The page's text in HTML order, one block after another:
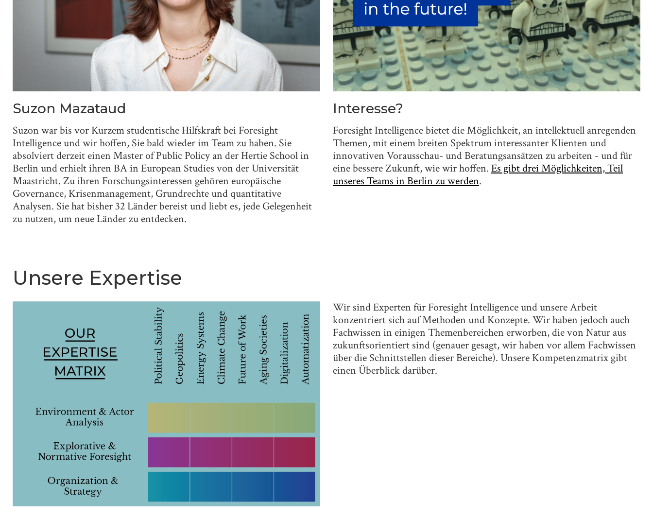
Suzon Mazataud
Suzon war bis vor Kurzem studentische Hilfskraft bei Foresight
Intelligence und wir hoffen, Sie bald wieder im Team zu haben. Sie
absolviert derzeit einen Master of Public Policy an der Hertie School in
Berlin und erhielt ihren BA in European Studies von der Universität
Maastricht. Zu ihren Forschungsinteressen gehören europäische
Governance, Krisenmanagement, Grundrechte und quantitative
Analysen. Sie hat bisher 32 Länder bereist und liebt es, jede Gelegenheit
zu nutzen, um neue Länder zu entdecken.
Interesse?
Foresight Intelligence bietet die Möglichkeit, an intellektuell anregenden
Themen, mit einem breiten Spektrum interessanter Klienten und
innovativen Vorausschau- und Beratungsansätzen zu arbeiten - und für
eine bessere Zukunft, wie wir hoffen. Es gibt drei Möglichkeiten, Teil
unseres Teams in Berlin zu werden.
Unsere Expertise
Wir sind Experten für Foresight Intelligence und unsere Arbeit
konzentriert sich auf Methoden und Konzepte. Wir haben jedoch auch
Fachwissen in einigen Themenbereichen erworben, die von Natur aus
zukunftsorientiert sind (genauer gesagt, wir haben vor allem Fachwissen
über die Schnittstellen dieser Bereiche). Unsere Kompetenzmatrix gibt
einen Überblick darüber.